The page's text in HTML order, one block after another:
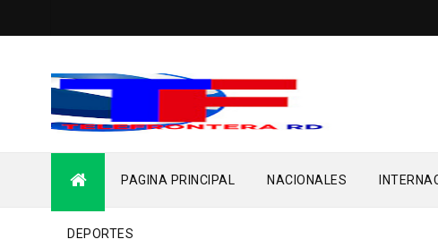
PAGINA PRINCIPAL NACIONALES
DEPORTES